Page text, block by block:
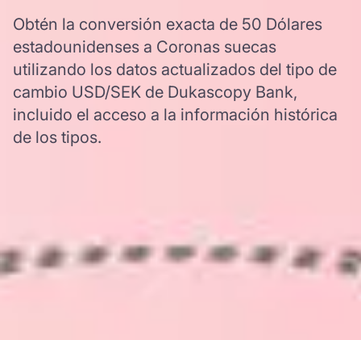
Obtén la conversión exacta de 50 Dólares
estadounidenses a Coronas suecas
utilizando los datos actualizados del tipo de
cambio USD/SEK de Dukascopy Bank,
incluido el acceso a la información histórica
de los tipos.